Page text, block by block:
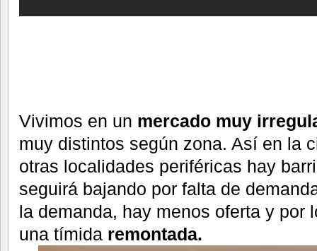
Vivimos en un mercado muy
muy distintos según zona. Así en la
otras localidades periféricas hay
seguirá bajando por falta de
la demanda, hay menos oferta y por
una tímida remontada.